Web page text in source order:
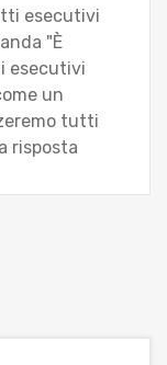
esecutivi
"È
esecutivi
un
tutti
risposta